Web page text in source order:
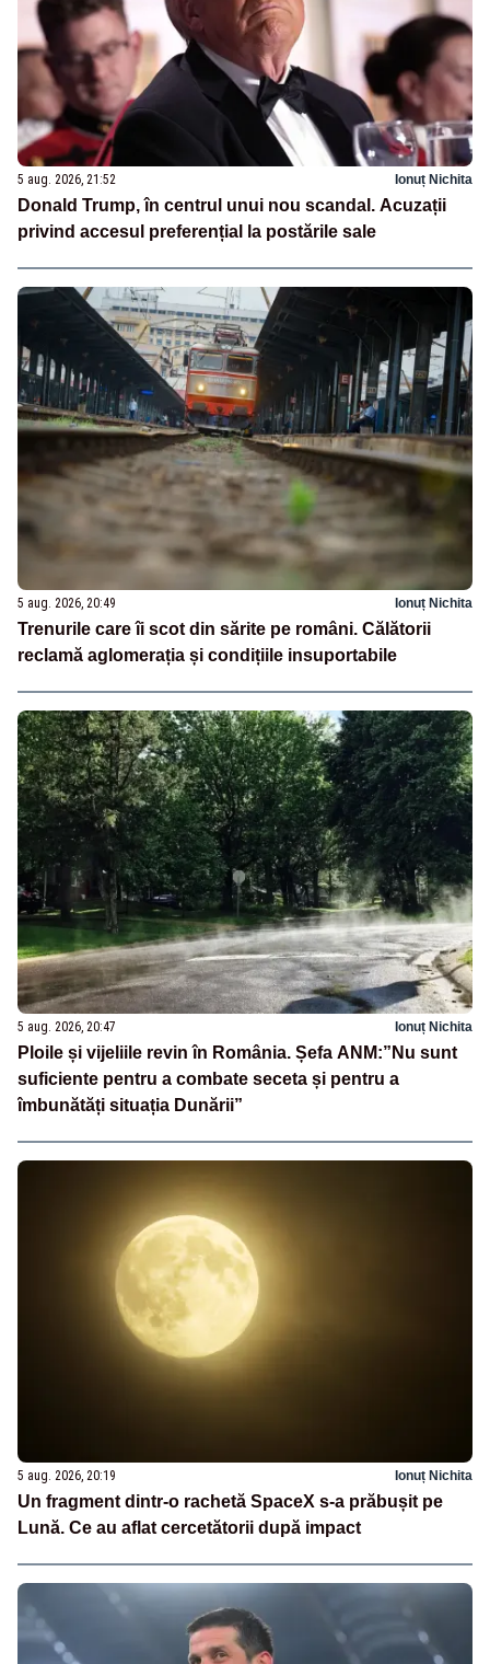
5 aug. 2026, 21:52 Ionuț Nichita
Donald Trump, în centrul unui nou scandal. Acuzații
privind accesul preferențial la postările sale
5 aug. 2026, 20:49 Ionuț Nichita
Trenurile care îi scot din sărite pe români. Călătorii
reclamă aglomerația și condițiile insuportabile
5 aug. 2026, 20:47 Ionuț Nichita
Ploile și vijeliile revin în România. Șefa ANM:”Nu sunt
suficiente pentru a combate seceta și pentru a
îmbunătăți situația Dunării”
5 aug. 2026, 20:19 Ionuț Nichita
Un fragment dintr-o rachetă SpaceX s-a prăbușit pe
Lună. Ce au aflat cercetătorii după impact